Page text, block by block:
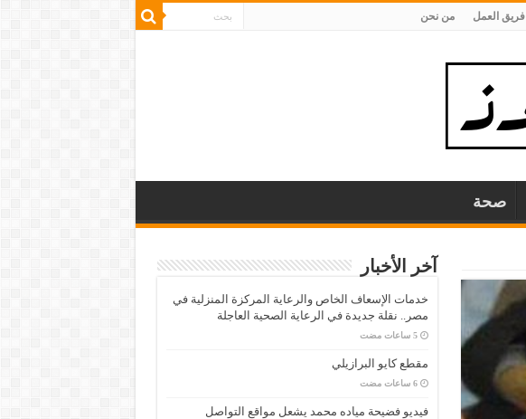
فريق العمل من نحن
صحة
آخر الأخبار
خدمات الإسعاف الخاص والرعاية المركزة المنزلية في
مصر.. نقلة جديدة في الرعاية الصحية العاجلة
‏5 ساعات مضت
مقطع كايو البرازيلي
‏6 ساعات مضت
فيديو فضيحة مياده محمد يشعل مواقع التواصل